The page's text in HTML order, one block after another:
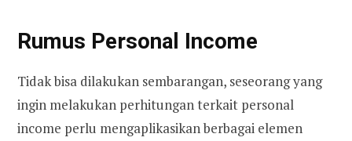
Rumus Personal Income
Tidak bisa dilakukan sembarangan, seseorang yang
ingin melakukan perhitungan terkait personal
income perlu mengaplikasikan berbagai elemen